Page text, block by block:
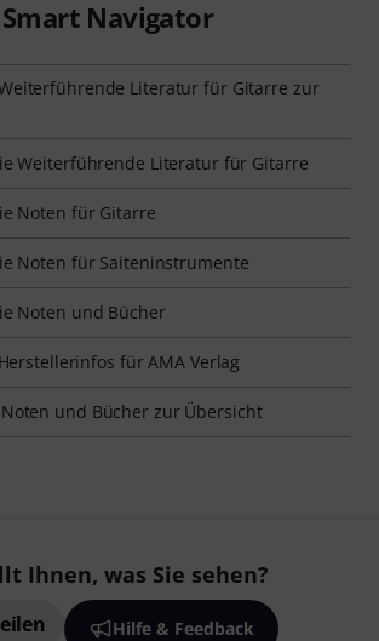
Smart Navigator
Literatur für Gitarre zur
Weiterführende Literatur für Gitarre
Noten für Gitarre
Noten für Saiteninstrumente
Noten und Bücher
für AMA Verlag
und Bücher zur Übersicht
Ihnen, was Sie sehen?
Hilfe & Feedback